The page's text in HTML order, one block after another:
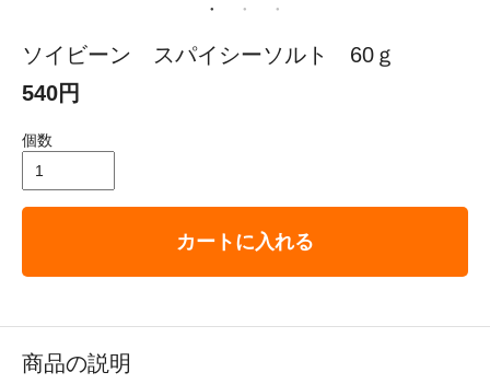
ソイビーン スパイシーソルト 60ｇ
540円
個数
カートに入れる
商品の説明